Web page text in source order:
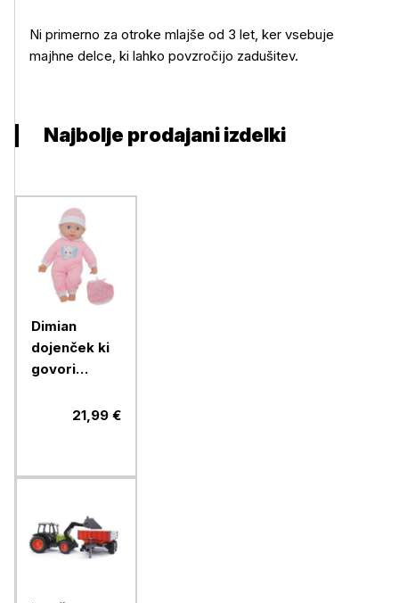
Ni primerno za otroke mlajše od 3 let, ker vsebuje
majhne delce, ki lahko povzročijo zadušitev.
Najbolje prodajani izdelki
Dimian
dojenček ki
govori
21,99 €